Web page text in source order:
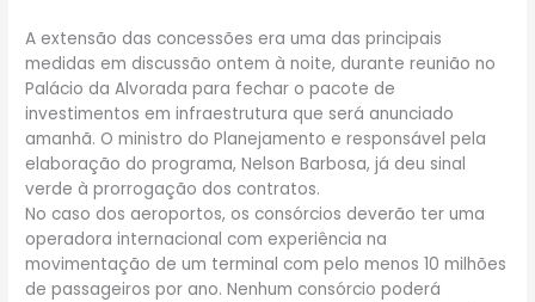
A extensão das concessões era uma das principais
medidas em discussão ontem à noite, durante reunião no
Palácio da Alvorada para fechar o pacote de
investimentos em infraestrutura que será anunciado
amanhã. O ministro do Planejamento e responsável pela
elaboração do programa, Nelson Barbosa, já deu sinal
verde à prorrogação dos contratos.
No caso dos aeroportos, os consórcios deverão ter uma
operadora internacional com experiência na
movimentação de um terminal com pelo menos 10 milhões
de passageiros por ano. Nenhum consórcio poderá